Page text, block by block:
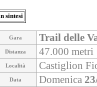
sintesi
Gara Trail delle
Distanza 47.000 metri
Località Castiglion
Data Domenica